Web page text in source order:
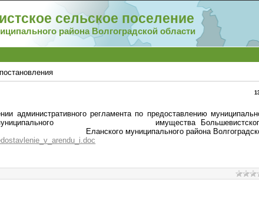
сельское поселение
района Волгоградской области
административного регламента по предоставлению
муниципального имущества
муниципального района